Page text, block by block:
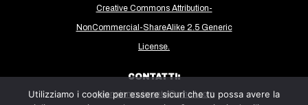
Creative Commons Attribution-
NonCommercial-ShareAlike 2.5 Generic
License.
CONTATTI:
milanoinmovimento@gmail.com
Utilizziamo i cookie per essere sicuri che tu possa avere la